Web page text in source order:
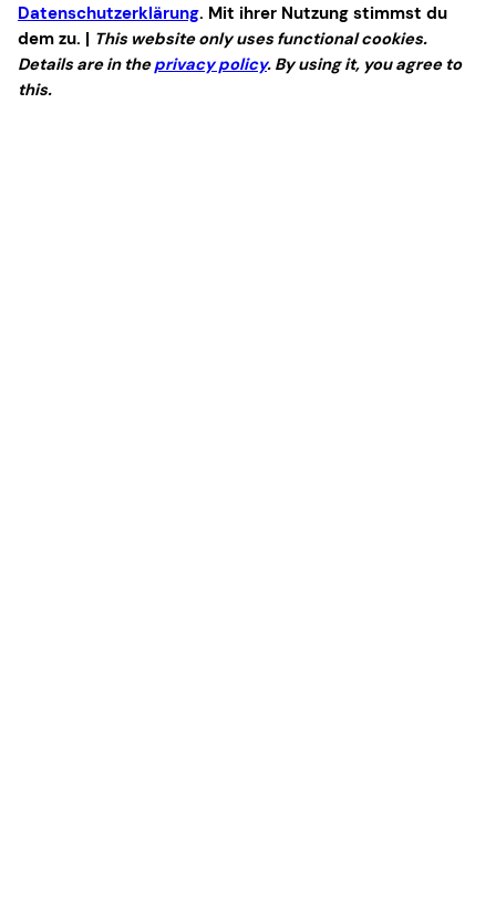
Datenschutzerklärung. Mit ihrer Nutzung stimmst du
dem zu. | This website only uses functional cookies.
Details are in theprivacy policy. By using it, you agree to
this.